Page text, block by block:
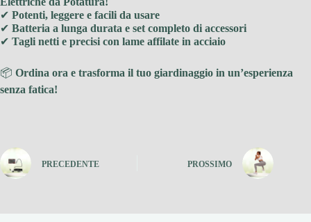
✔ Potenti, leggere e facili da usare
✔ Batteria a lunga durata e set completo di accessori
✔ Tagli netti e precisi con lame affilate in acciaio
📦 Ordina ora e trasforma il tuo giardinaggio in un’esperienza
senza fatica!
PRECEDENTE PROSSIMO